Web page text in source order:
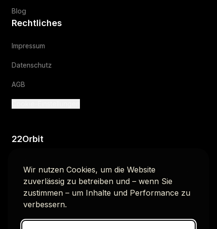
Wir nutzen Cookies, um die Website
zuverlässig zu betreiben und – wenn Sie
zustimmen – um Inhalte und Performance zu
verbessern.
Blog
Rechtliches
Impressum
Datenschutz
AGB
22Orbit
22Orbit. Dazu gehören unsere Case Studies und Kontakt.
Case Studies